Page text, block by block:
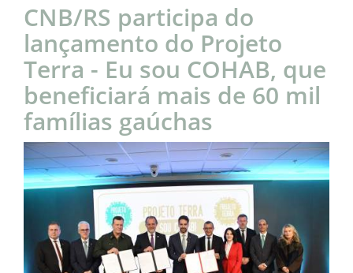
CNB/RS participa do
lançamento do Projeto
Terra - Eu sou COHAB, que
beneficiará mais de 60 mil
famílias gaúchas